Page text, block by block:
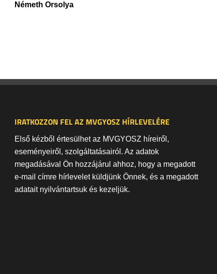
Németh Orsolya
IRATKOZZON FEL AZ MVGYOSZ HÍRLEVELÉRE
Első kézből értesülhet az MVGYOSZ híreiről,
eseményeiről, szolgáltatásairól. Az adatok
megadásával Ön hozzájárul ahhoz, hogy a megadott
e-mail címre hírlevelet küldjünk Önnek, és a megadott
adatait nyilvántartsuk és kezeljük.